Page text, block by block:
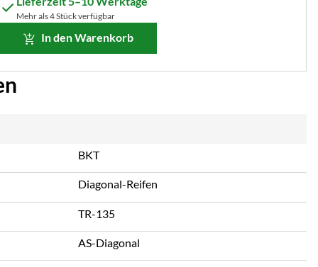
Mehr als 4 Stück verfügbar
In den Warenkorb
BKT
Diagonal-Reifen
TR-135
AS-Diagonal